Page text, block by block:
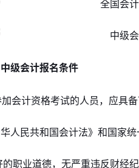
级会计报名条件
会计资格考试的人员，应具备
人民共和国会计法》和国家统
职业道德，无严重违反财经纪